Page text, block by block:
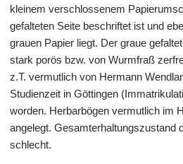
kleinem verschlossenem
gefalteten Seite beschriftet ist und
grauen Papier liegt. Der graue
stark porös bzw. von Wurmfraß
z.T. vermutlich von Hermann
Studienzeit in Göttingen
worden. Herbarbögen vermutlich im
angelegt. Gesamterhaltungszustand
schlecht.